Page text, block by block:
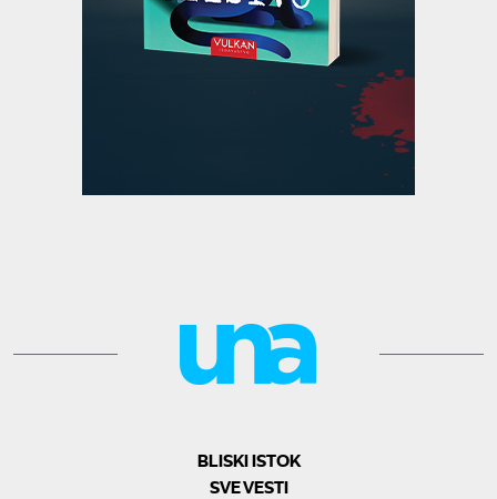
BLISKI ISTOK
SVE VESTI